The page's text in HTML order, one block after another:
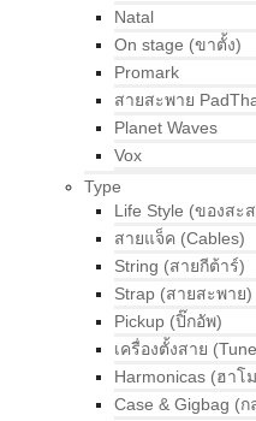
Natal
On stage (ขาตั้ง)
Promark
สายสะพาย
Planet Waves
Vox
Type
Life Style (ของสะ
สายแจ็ค (Cables)
String (สายกีต้าร์)
Strap (สายสะพาย)
Pickup (ปิ๊กอัพ)
เครื่องตั้งสาย
Harmonicas (ฮาโ
Case & Gigbag (